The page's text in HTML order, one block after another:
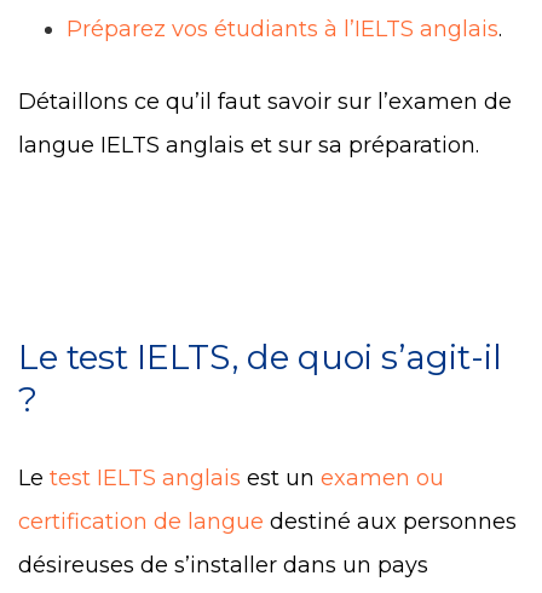
Préparez vos étudiants à l’IELTS anglais.
Détaillons ce qu’il faut savoir sur l’examen de
langue IELTS anglais et sur sa préparation.
Le test IELTS, de quoi s’agit-il
?
Le test IELTS anglais est un examen ou
certification de langue destiné aux personnes
désireuses de s’installer dans un pays